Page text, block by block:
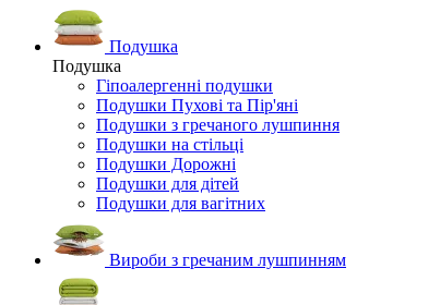
Подушка
Подушка
Гіпоалергенні подушки
Подушки Пухові та Пір'яні
Подушки з гречаного лушпиння
Подушки на стільці
Подушки Дорожні
Подушки для дітей
Подушки для вагітних
Вироби з гречаним лушпинням